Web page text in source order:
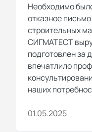
Необходимо
отказное
строительных
СИГМАТЕСТ
подготовлен за
впечатлило
наших
01.05.2025